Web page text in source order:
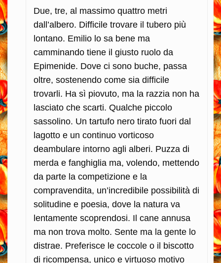
Due, tre, al massimo quattro metri
dall’albero. Difficile trovare il tubero più
lontano. Emilio lo sa bene ma
camminando tiene il giusto ruolo da
Epimenide. Dove ci sono buche, passa
oltre, sostenendo come sia difficile
trovarli. Ha sì piovuto, ma la razzia non ha
lasciato che scarti. Qualche piccolo
sassolino. Un tartufo nero tirato fuori dal
lagotto e un continuo vorticoso
deambulare intorno agli alberi. Puzza di
merda e fanghiglia ma, volendo, mettendo
da parte la competizione e la
compravendita, un’incredibile possibilità di
solitudine e poesia, dove la natura va
lentamente scoprendosi. Il cane annusa
ma non trova molto. Sente ma la gente lo
distrae. Preferisce le coccole o il biscotto
di ricompensa, unico e virtuoso motivo